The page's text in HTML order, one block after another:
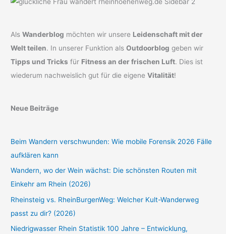
AlsWanderblog möchten wir unsere Leidenschaft mit der
Welt teilen. In unserer Funktion alsOutdoorblog geben wir
Tipps und Tricks für Fitness an der frischen Luft. Dies ist
wiederum nachweislich gut für die eigeneVitalität!
Neue Beiträge
Beim Wandern verschwunden: Wie mobile Forensik 2026 Fälle
aufklären kann
Wandern, wo der Wein wächst: Die schönsten Routen mit
Einkehr am Rhein (2026)
Rheinsteig vs. RheinBurgenWeg: Welcher Kult-Wanderweg
passt zu dir? (2026)
Niedrigwasser Rhein Statistik 100 Jahre – Entwicklung,